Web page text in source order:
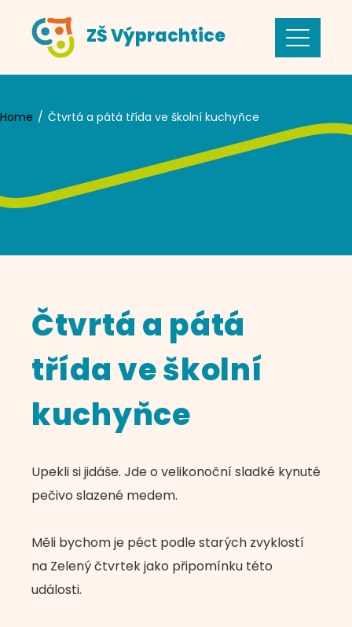
content
ZŠ Výprachtice
Home Čtvrtá a pátá třída ve školní kuchyňce
Čtvrtá a pátá
třída ve školní
kuchyňce
Upekli si jidáše. Jde o velikonoční sladké kynuté
pečivo slazené medem.
Měli bychom je péct podle starých zvyklostí
na Zelený čtvrtek jako připomínku této
události.